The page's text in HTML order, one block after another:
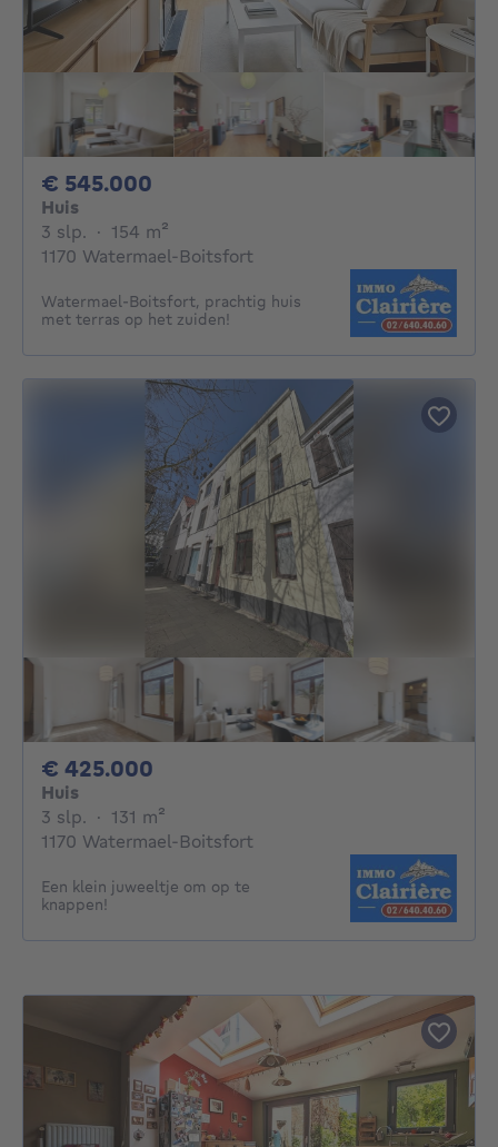
€ 545.000
Huis
3 slp. 3 slaapkamers
· 154 m²
1170 Watermael-Boitsfort
Watermael-Boitsfort, prachtig huis
met terras op het zuiden!
€ 425.000
Huis
3 slp. 3 slaapkamers
· 131 m²
1170 Watermael-Boitsfort
Een klein juweeltje om op te
knappen!